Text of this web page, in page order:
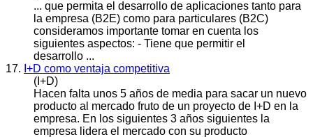
... que permita el desarrollo de aplicaciones tanto para
la empresa (B2E) como para particulares (B2C)
consideramos importante tomar en cuenta los
siguientes aspectos: - Tiene que permitir el
desarrollo ...
17. I+D como ventaja competitiva
(I+D)
Hacen falta unos 5 años de media para sacar un nuevo
producto al mercado fruto de un proyecto de I+D en la
empresa. En los siguientes 3 años siguientes la
empresa lidera el mercado con su producto